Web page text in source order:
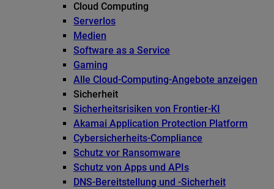
Cloud Computing
Serverlos
Medien
Software as a Service
Gaming
Alle Cloud-Computing-Angebote anzeigen
Sicherheit
Sicherheitsrisiken von Frontier-KI
Akamai Application Protection Platform
Cybersicherheits-Compliance
Schutz vor Ransomware
Schutz von Apps und APIs
DNS-Bereitstellung und -Sicherheit